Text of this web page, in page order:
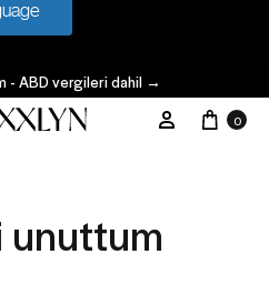
- ABD vergileri dahil →
Hesabım
0
unuttum